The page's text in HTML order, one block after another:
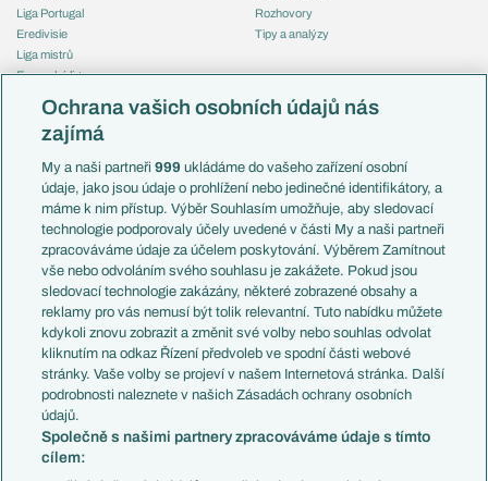
Liga Portugal
Eredivisie
Liga mistrů
Evropská liga
Mistrovství světa
Liga národů
Témata
Představení týmů MS
EuroSkauting
PL v kostce
Evropské koeficienty
Přestupy
Přestupové spekulace
Zranění
Kluby
Arsenal FC
Chelsea FC
Manchester United
AC Milán
Juventus FC
Rozhovory
Tipy a analýzy
Česko
Francie
Itálie
Německo
Španělsko
Argentina
Brazílie
Přestupy
Zápasy
Livescore
Tipovací soutěž
Ochrana vašich osobních údajů nás
zajímá
My a naši partneři999 ukládáme do vašeho zařízení osobní
údaje, jako jsou údaje o prohlížení nebo jedinečné identifikátory, a
máme k nim přístup. Výběr Souhlasím umožňuje, aby sledovací
technologie podporovaly účely uvedené v části My a naši partneři
zpracováváme údaje za účelem poskytování. Výběrem Zamítnout
vše nebo odvoláním svého souhlasu je zakážete. Pokud jsou
sledovací technologie zakázány, některé zobrazené obsahy a
reklamy pro vás nemusí být tolik relevantní. Tuto nabídku můžete
kdykoli znovu zobrazit a změnit své volby nebo souhlas odvolat
kliknutím na odkaz Řízení předvoleb ve spodní části webové
stránky. Vaše volby se projeví v našem Internetová stránka. Další
podrobnosti naleznete v našich Zásadách ochrany osobních
údajů.
Společně s našimi partnery zpracováváme údaje s tímto
cílem: